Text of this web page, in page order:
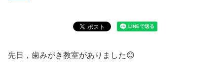
先日，歯みがき教室がありました😊